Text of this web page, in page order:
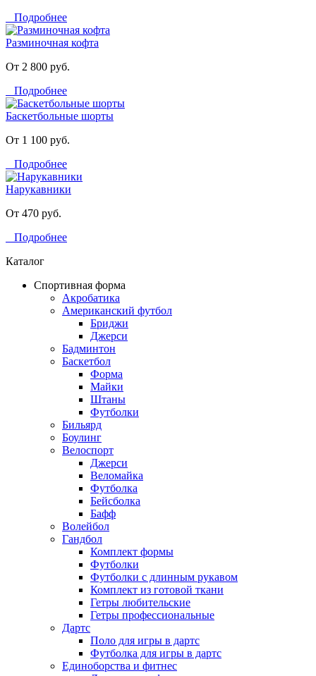
Подробнее
Разминочная кофта
От 2 800 руб.
Подробнее
Баскетбольные шорты
От 1 100 руб.
Подробнее
Нарукавники
От 470 руб.
Подробнее
Каталог
Спортивная форма
Акробатика
Американский футбол
Бриджи
Джерси
Бадминтон
Баскетбол
Форма
Майки
Штаны
Футболки
Бильярд
Боулинг
Велоспорт
Джерси
Веломайка
Футболка
Бейсболка
Бафф
Волейбол
Гандбол
Комплект формы
Футболки
Футболки с длинным рукавом
Комплект из готовой ткани
Гетры любительские
Гетры профессиональные
Дартс
Поло для игры в дартс
Футболка для игры в дартс
Единоборства и фитнес